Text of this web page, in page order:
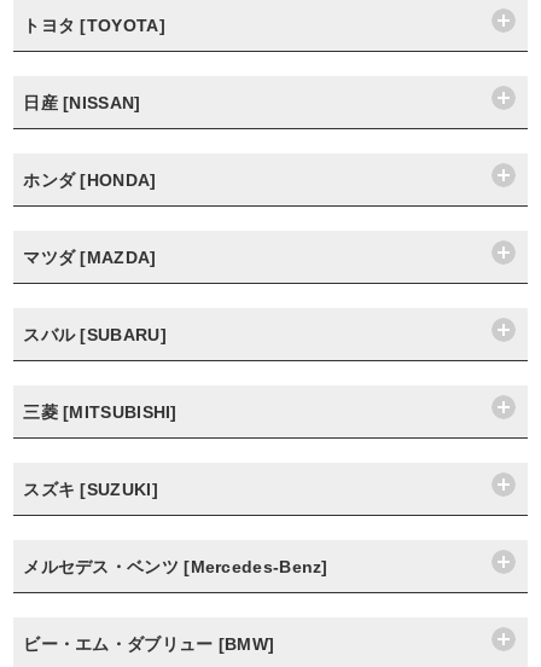
トヨタ [TOYOTA]
日産 [NISSAN]
ホンダ [HONDA]
マツダ [MAZDA]
スバル [SUBARU]
三菱 [MITSUBISHI]
スズキ [SUZUKI]
メルセデス・ベンツ [Mercedes-Benz]
ビー・エム・ダブリュー [BMW]